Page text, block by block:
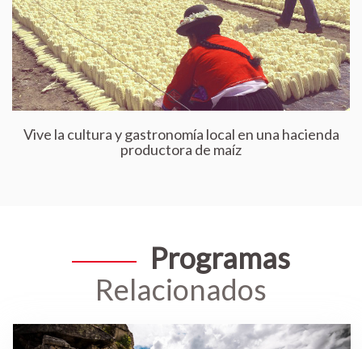
Vive la cultura y gastronomía local en una hacienda
productora de maíz
Programas
Relacionados